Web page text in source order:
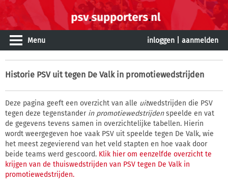
Menu inloggen aanmelden
Historie PSV uit tegen De Valk in promotiewedstrijden
Deze pagina geeft een overzicht van alle uitwedstrijden die PSV
tegen deze tegenstander in promotiewedstrijdenspeelde en vat
de gegevens tevens samen in overzichtelijke tabellen. Hierin
wordt weergegeven hoe vaak PSV uit speelde tegen De Valk, wie
het meest zegevierend van het veld stapten en hoe vaak door
beide teams werd gescoord. Klik hier om eenzelfde overzicht te
krijgen van de thuiswedstrijden van PSV tegen De Valk in
promotiewedstrijden.